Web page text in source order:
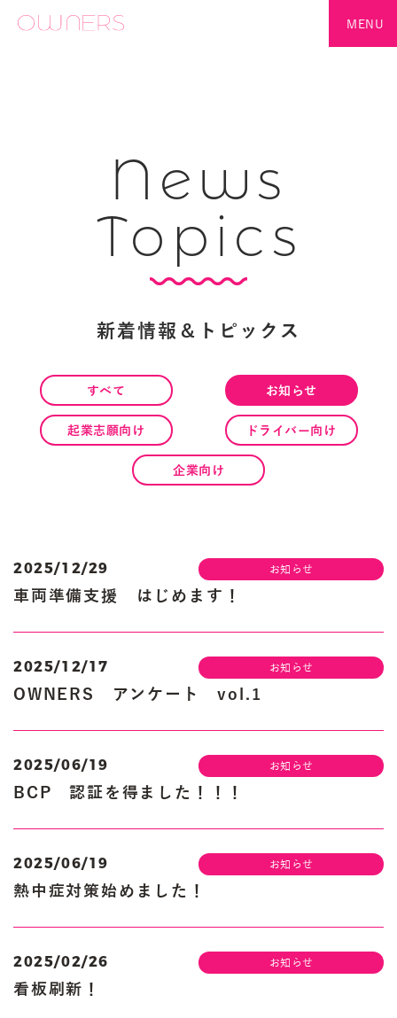
MENU
News
Topics
新着情報＆トピックス
すべて お知らせ
起業志願向け ドライバー向け
企業向け
2025/12/29 お知らせ
車両準備支援 はじめます！
2025/12/17 お知らせ
OWNERS アンケート vol.1
2025/06/19 お知らせ
BCP 認証を得ました！！！
2025/06/19 お知らせ
熱中症対策始めました！
2025/02/26 お知らせ
看板刷新！